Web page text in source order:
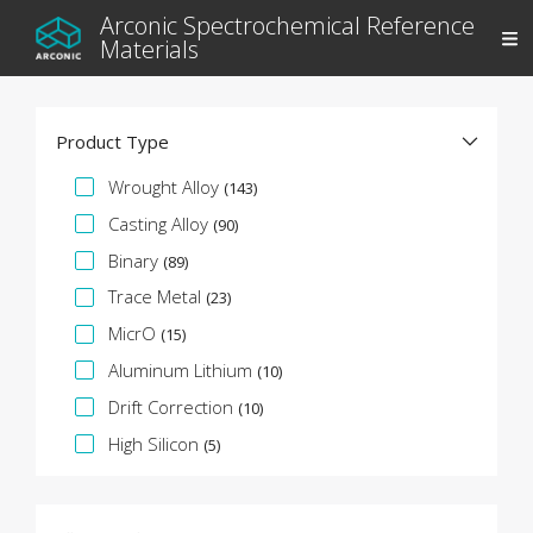
Arconic Spectrochemical Reference
Materials
Product Type
Spezifikationsfacette
Wrought Alloy (143)
Casting Alloy (90)
Binary (89)
Trace Metal (23)
MicrO (15)
Aluminum Lithium (10)
Drift Correction (10)
High Silicon (5)